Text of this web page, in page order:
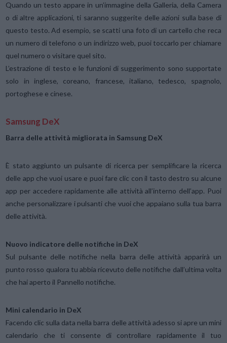
Quando un testo appare in un’immagine della Galleria, della Camera
o di altre applicazioni, ti saranno suggerite delle azioni sulla base di
questo testo. Ad esempio, se scatti una foto di un cartello che reca
un numero di telefono o un indirizzo web, puoi toccarlo per chiamare
quel numero o visitare quel sito.
L’estrazione di testo e le funzioni di suggerimento sono supportate
solo in inglese, coreano, francese, italiano, tedesco, spagnolo,
portoghese e cinese.
Samsung DeX
Barra delle attività migliorata in Samsung DeX
È stato aggiunto un pulsante di ricerca per semplificare la ricerca
delle app che vuoi usare e puoi fare clic con il tasto destro su alcune
app per accedere rapidamente alle attività all’interno dell’app. Puoi
anche personalizzare i pulsanti che vuoi che appaiano sulla tua barra
delle attività.
Nuovo indicatore delle notifiche in DeX
Sul pulsante delle notifiche nella barra delle attività apparirà un
punto rosso qualora tu abbia ricevuto delle notifiche dall’ultima volta
che hai aperto il Pannello notifiche.
Mini calendario in DeX
Facendo clic sulla data nella barra delle attività adesso si apre un mini
calendario che ti consente di controllare rapidamente il tuo